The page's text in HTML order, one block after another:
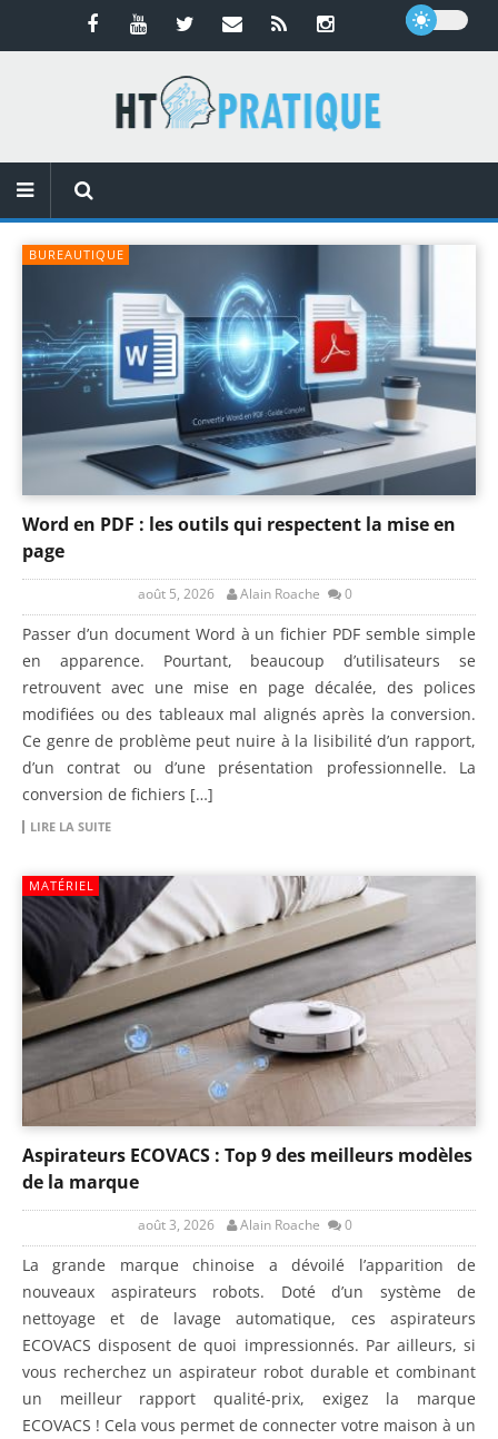
BUREAUTIQUE
Word en PDF : les outils qui respectent la mise en
page
août 5, 2026 Alain Roache 0
Passer d’un document Word à un fichier PDF semble simple
en apparence. Pourtant, beaucoup d’utilisateurs se
retrouvent avec une mise en page décalée, des polices
modifiées ou des tableaux mal alignés après la conversion.
Ce genre de problème peut nuire à la lisibilité d’un rapport,
d’un contrat ou d’une présentation professionnelle. La
conversion de fichiers […]
LIRE LA SUITE
MATÉRIEL
Aspirateurs ECOVACS : Top 9 des meilleurs modèles
de la marque
août 3, 2026 Alain Roache 0
La grande marque chinoise a dévoilé l’apparition de
nouveaux aspirateurs robots. Doté d’un système de
nettoyage et de lavage automatique, ces aspirateurs
ECOVACS disposent de quoi impressionnés. Par ailleurs, si
vous recherchez un aspirateur robot durable et combinant
un meilleur rapport qualité-prix, exigez la marque
ECOVACS ! Cela vous permet de connecter votre maison à un